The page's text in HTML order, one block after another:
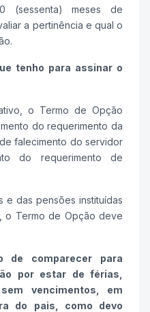
(sessenta) meses de
a pertinência e qual o
tenho para assinar o
o Termo de Opção
do requerimento da
falecimento do servidor
do requerimento de
e das pensões instituídas
o Termo de Opção deve
de comparecer para
por estar de férias,
vencimentos, em
do pais, como devo